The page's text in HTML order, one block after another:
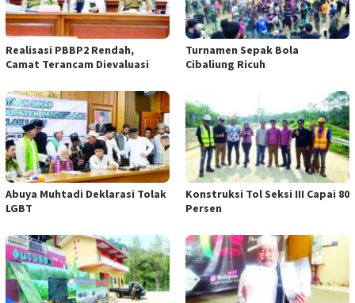
Realisasi PBBP2 Rendah,
Camat Terancam Dievaluasi
Turnamen Sepak Bola
Cibaliung Ricuh
Abuya Muhtadi Deklarasi Tolak
LGBT
Konstruksi Tol Seksi III Capai 80
Persen